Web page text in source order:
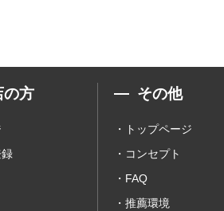
の方 その他
トップページ
コンセプト
FAQ
推薦環境